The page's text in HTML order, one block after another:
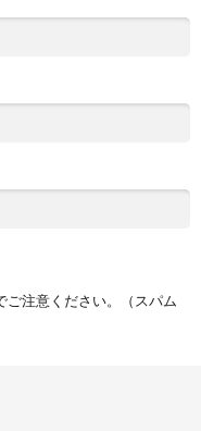
ご注意ください。（スパム